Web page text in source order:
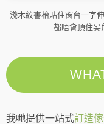
淺木紋書枱貼住窗台一字
都唔會頂住尖
我哋提供一站式訂造